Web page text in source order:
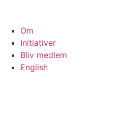
Om
Initiativer
Bliv medlem
English